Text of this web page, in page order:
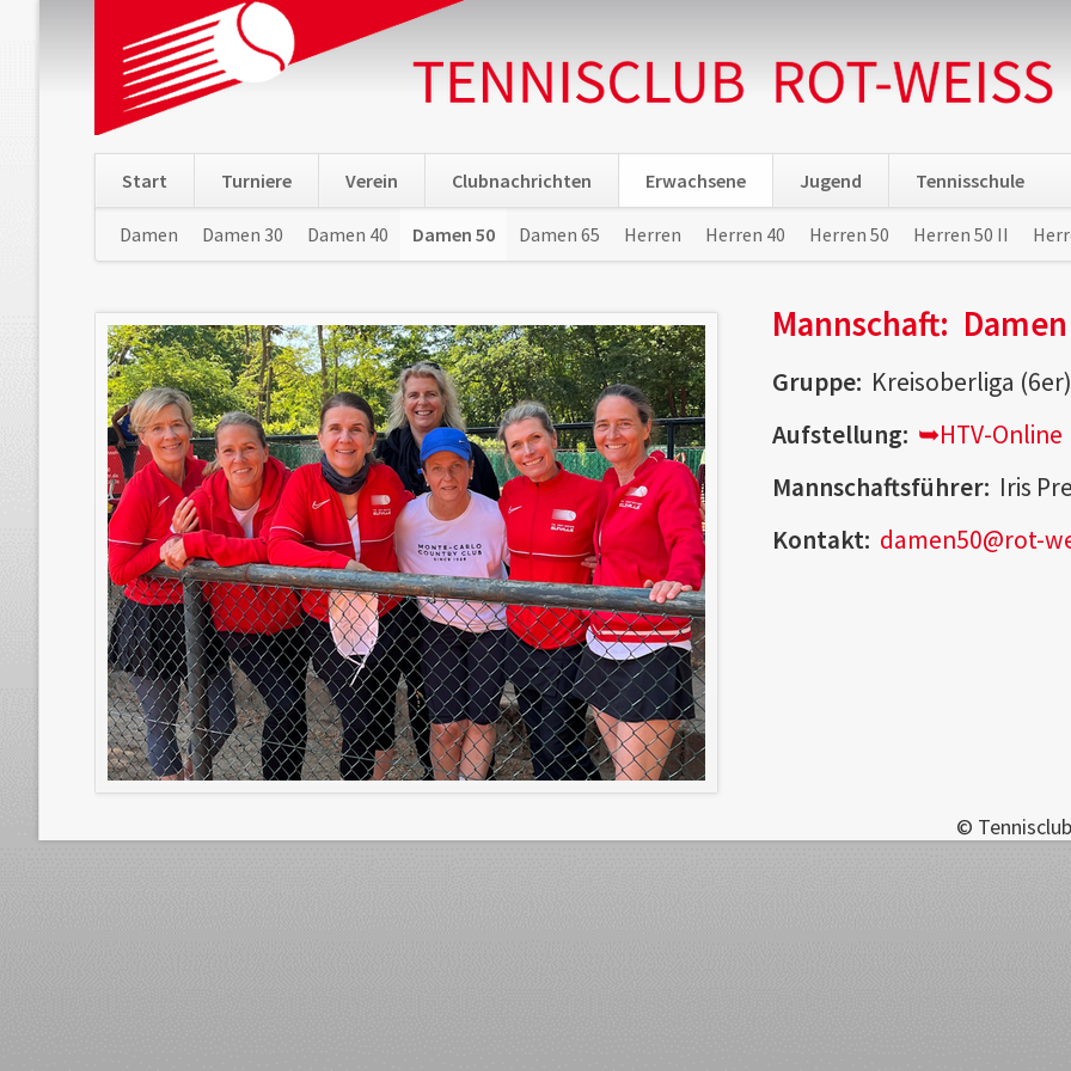
Start Turniere Verein Clubnachrichten Erwachsene Jugend Tennisschule
überspringen
Damen Damen 30 Damen 40 Damen 50 Damen 65 Herren Herren 40 Herren 50 Herren 50 II
Mannschaft:
Gruppe: Kreisoberliga (6er)
Aufstellung: ➥HTV-Online
Mannschaftsführer: Iris
Kontakt: damen50@rot-
©